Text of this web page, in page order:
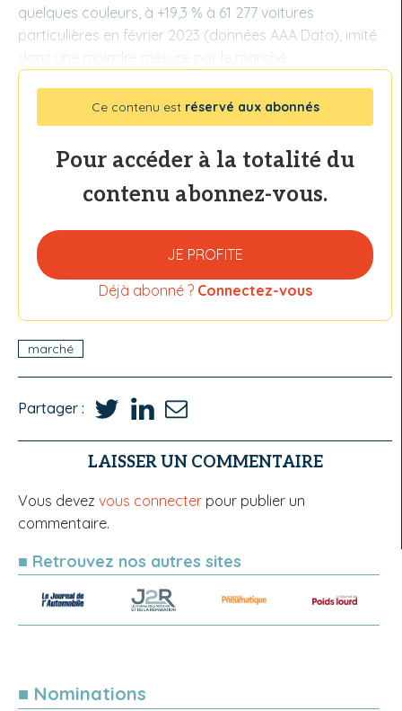
quelques couleurs, à +19,3 % à 61 277 voitures
particulières en février 2023 (données AAA Data), imité
dans une moindre mesure par le marché
Ce contenu est réservé aux abonnés
Pour accéder à la totalité du
contenu abonnez-vous.
JE PROFITE
Déjà abonné ? Connectez-vous
marché
Partager :
LAISSER UN COMMENTAIRE
Vous devez vous connecter pour publier un
commentaire.
■ Retrouvez nos autres sites
■ Nominations